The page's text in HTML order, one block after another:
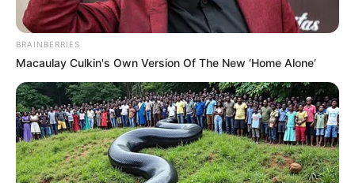
TEMAS DESTACADOS
PUENTE INTERNACIONAL SIMÓN BOLÍVAR
NOTICIAS NORTE DE SANTANDER
ÁREA METROPOLITANA DE CÚCUTA
OCAÑA
NARCOTRÁFICO
ELN
BRAINBERRIES
Macaulay Culkin's Own Version Of The New ‘Home Alone’